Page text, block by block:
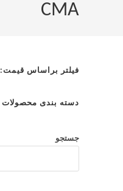
CMA
فیلتر براساس قیمت:
دسته بندی محصولات
جستجو